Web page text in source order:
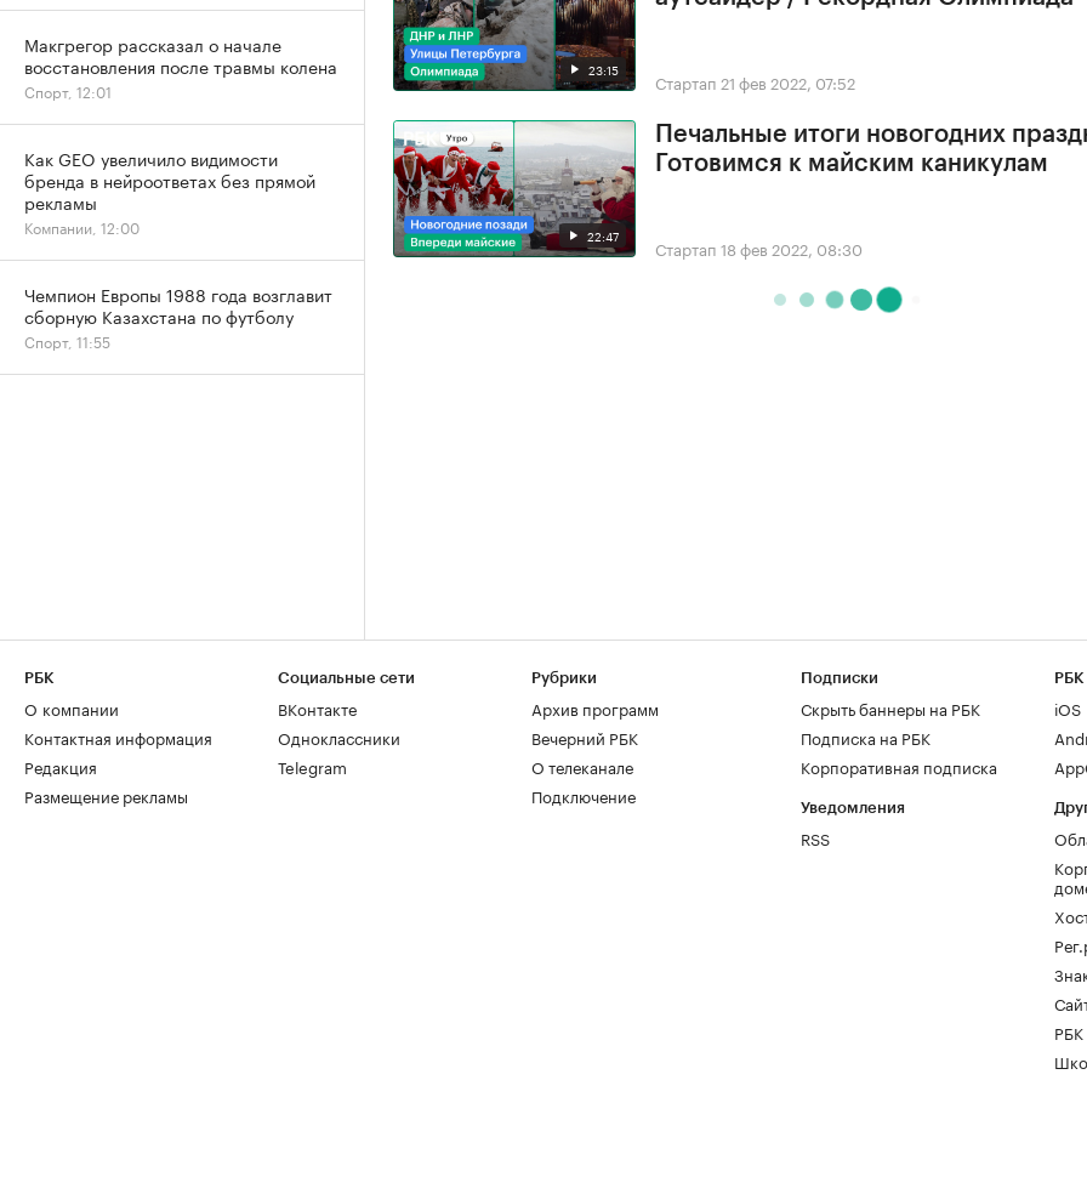
23:15 Стартап 21 фев 2022, 07:52
22:47
Печальные итоги новогодних
Готовимся к майским каникулам
Стартап 18 фев 2022, 08:30
Макгрегор рассказал о начале
восстановления после травмы колена
Спорт, 12:01
Как GEO увеличило видимости
бренда в нейроответах без прямой
рекламы
Компании, 12:00
Чемпион Европы 1988 года возглавит
сборную Казахстана по футболу
Спорт, 11:55
РБК
О компании
Контактная информация
Редакция
Размещение рекламы
Социальные сети
ВКонтакте
Одноклассники
Telegram
Рубрики
Архив программ
Вечерний РБК
О телеканале
Подключение
Подписки
Скрыть баннеры на РБК
Подписка на РБК
Корпоративная подписка
Уведомления
RSS
РБК
iOS